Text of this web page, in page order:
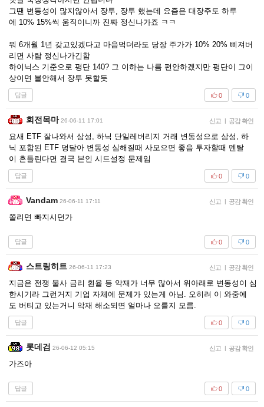
그땐 변동성이 많지않아서 장투, 장투 했는데 요즘은 대장주도 하루
에 10% 15%씩 움직이니까 진짜 정신나가죠 ㅋㅋ
뭐 6개월 1년 갖고있겠다고 마음먹더라도 당장 주가가 10% 20% 삐져버
리면 사람 정신나가긴함
하이닉스 기준으로 평단 140? 그 이하는 나름 편안하겠지만 평단이 그이
상이면 불안해서 장투 못할듯
답글 0
0
회전목마 26-06-11 17:01 신고 | 공감 확인
요새 ETF 잘나와서 삼성, 하닉 단일레버리지 거래 변동성으로 삼성, 하
닉 포함된 ETF 덩달아 변동성 심해질때 사모으면 좋음 투자할때 멘탈
이 흔들린다면 결국 본인 시드설정 문제임
답글 0
0
Vandam 26-06-11 17:11 신고 | 공감 확인
쫄리면 빠지시던가
답글 0
0
스트링히트 26-06-11 17:23 신고 | 공감 확인
지금은 전쟁 물사 금리 횐율 등 악재가 너무 많아서 위아래로 변동성이 심
한시기라 그런거지 기업 자체에 문제가 있는게 아님. 오히려 이 와중에
도 버티고 있는거니 악재 해소되면 얼마나 오를지 모름.
답글 0
0
롯데검 26-06-12 05:15 신고 | 공감 확인
가즈아
답글 0
0